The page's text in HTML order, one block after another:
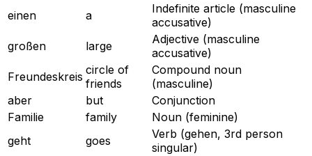
einen
a
Indefinite article (masculine
accusative)
großen
large
Adjective (masculine
accusative)
Freundeskreis circle of
friends
Compound noun
(masculine)
aber
but
Conjunction
Familie
family
Noun (feminine)
geht
goes
Verb (gehen, 3rd person
singular)